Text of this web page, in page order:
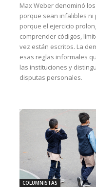
Max Weber denominó
porque sean infalibles ni
porque el ejercicio
comprender códigos,
vez están escritos. La
esas reglas informales
las instituciones y
disputas personales.
COLUMNISTAS